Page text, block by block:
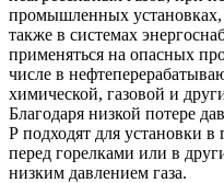
промышленных установках,
также в системах
применяться на опасных
числе в
химической, газовой и
Благодаря низкой потере
Р подходят для установки в
перед горелками или в
низким давлением газа.